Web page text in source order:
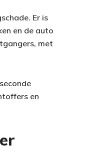
Er is
en de auto
met
en